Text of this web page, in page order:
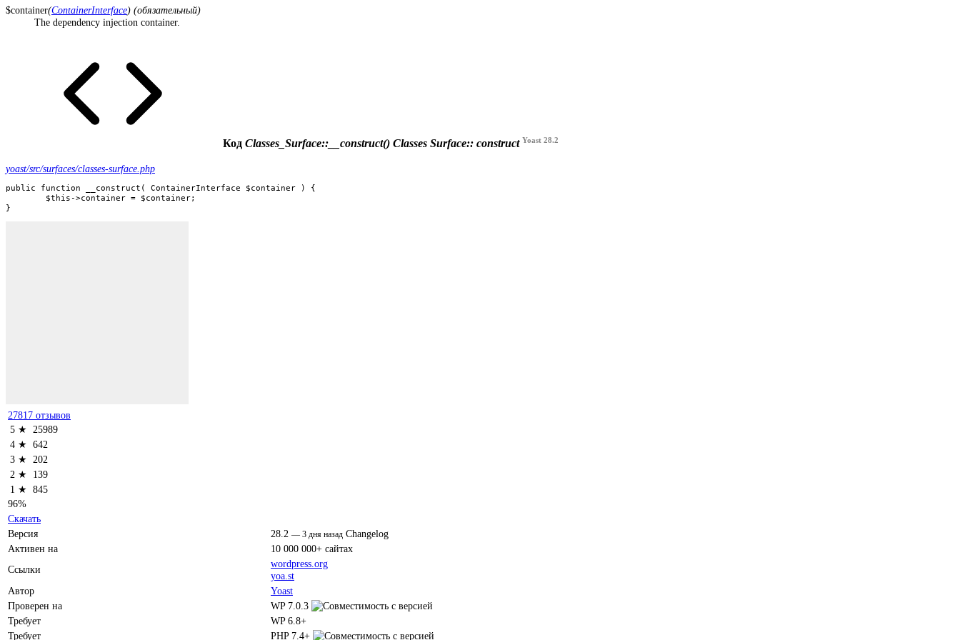
$container(ContainerInterface) (обязательный)
The dependency injection container.
Код Classes_Surface::__construct() Classes Surface:: construct Yoast 28.2
yoast/src/surfaces/classes-surface.php
public function __construct( ContainerInterface $container ) {
}
27817 отзывов
5 ★
25989
4 ★ 642
3 ★
202
2 ★
139
1 ★ 845
96%
Скачать
Версия
28.2 — 3 дня назад Changelog
Активен на
10 000 000+ сайтах
Ссылки
wordpress.org
yoa.st
Автор
Yoast
Проверен на
WP 7.0.3
Требует
WP 6.8+
Требует
PHP 7.4+